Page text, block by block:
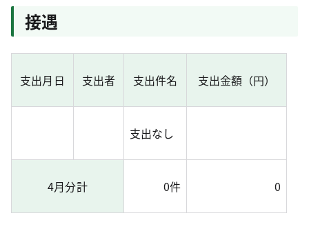
接遇
支出月日 支出者 支出件名 支出金額（円）
支出なし
4月分計 0件 0